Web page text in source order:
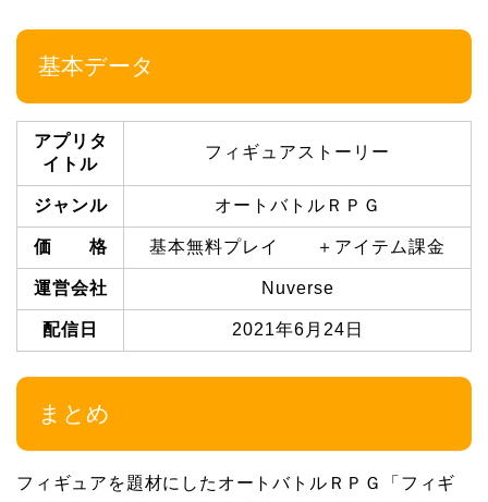
基本データ
アプリタ
イトル
フィギュアストーリー
ジャンル オートバトルＲＰＧ
価 格 基本無料プレイ ＋アイテム課金
運営会社 Nuverse
配信日 2021年6月24日
まとめ
フィギュアを題材にしたオートバトルＲＰＧ「フィギ